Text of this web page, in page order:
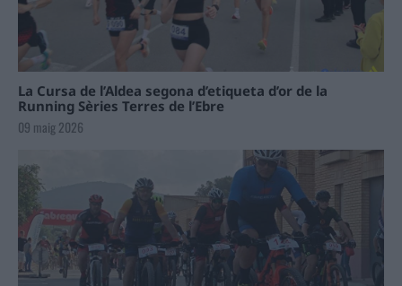
La Cursa de l’Aldea segona d’etiqueta d’or de la
Running Sèries Terres de l’Ebre
09 maig 2026